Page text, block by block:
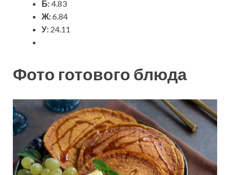
Б:4.83
Ж:6.84
У: 24.11
Фото готового блюда